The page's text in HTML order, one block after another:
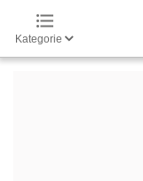
Kategorie